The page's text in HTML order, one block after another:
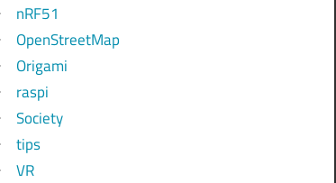
nRF51
OpenStreetMap
Origami
raspi
Society
tips
VR